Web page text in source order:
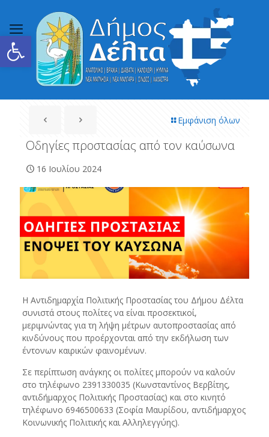
Ανοίξτε τη γραμμή εργαλείων
Εμφάνιση όλων
Οδηγίες προστασίας από τον καύσωνα
16 Ιουλίου 2024
Η Αντιδημαρχία Πολιτικής Προστασίας του Δήμου Δέλτα
συνιστά στους πολίτες να είναι προσεκτικοί,
μεριμνώντας για τη λήψη μέτρων αυτοπροστασίας από
κινδύνους που προέρχονται από την εκδήλωση των
έντονων καιρικών φαινομένων.
Σε περίπτωση ανάγκης οι πολίτες μπορούν να καλούν
στο τηλέφωνο 2391330035 (Κωνσταντίνος Βερβίτης,
αντιδήμαρχος Πολιτικής Προστασίας) και στο κινητό
τηλέφωνο 6946500633 (Σοφία Μαυρίδου, αντιδήμαρχος
Κοινωνικής Πολιτικής και Αλληλεγγύης).